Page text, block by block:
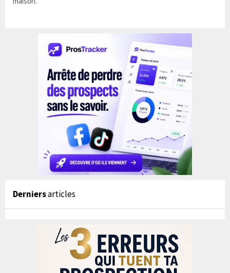
Derniersarticles